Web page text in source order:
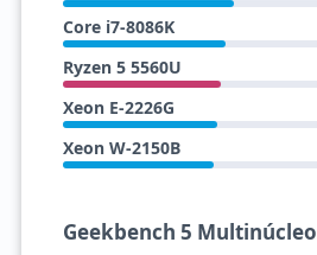
Core i7-8086K
Ryzen 5 5560U
Xeon E-2226G
Xeon W-2150B
Geekbench 5 Multinúcleo